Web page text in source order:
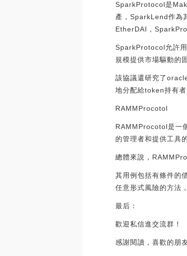
SparkProtocol是
產，SparkLend作為
EtherDAI，
SparkProtocol允許
規模提供市場驅動的
該協議還研究了
地分配給token持有者
RAMMProcotol
RAMMProcotol是一
的管理者和提供工具
總體來說，
其用例包括有條件的
任意形式風險的方法
最后：
歡迎私信進交流群！
感謝閱讀，喜歡的朋